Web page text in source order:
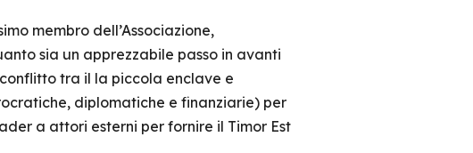
membro dell’Associazione,
sia un apprezzabile passo in avanti
tra il la piccola enclave e
diplomatiche e finanziarie) per
a attori esterni per fornire il Timor Est